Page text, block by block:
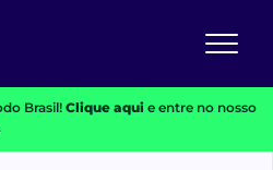
Brasil! Clique aquie entre no nosso